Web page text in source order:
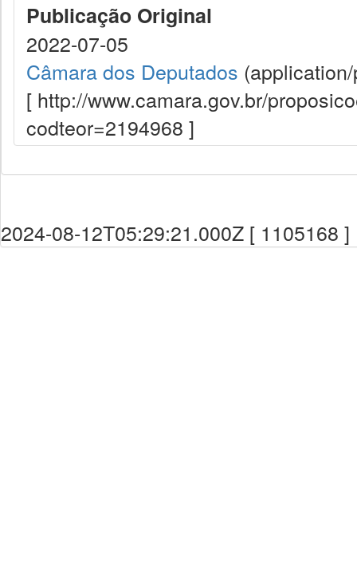
Publicação Original
2022-07-05
Câmara dos Deputados
[ http://www.camara.gov.br/
codteor=2194968 ]
2024-08-12T05:29:21.000Z [ 1105168 ]